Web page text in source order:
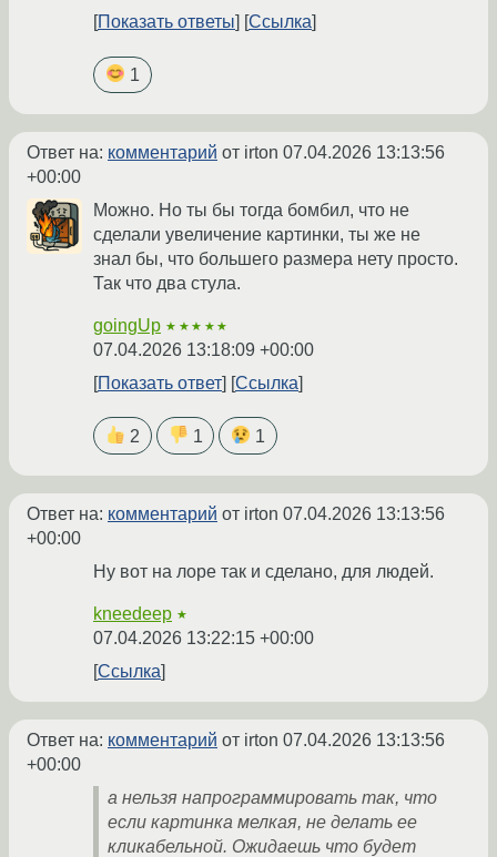
Показать ответы Ссылка
1
Ответ на: комментарий от irton 07.04.2026 13:13:56
+00:00
Можно. Но ты бы тогда бомбил, что не
сделали увеличение картинки, ты же не
знал бы, что большего размера нету просто.
Так что два стула.
goingUp ★★★★★
07.04.2026 13:18:09 +00:00
Показать ответ
Ссылка
2 1 1
Ответ на: комментарий от irton 07.04.2026 13:13:56
+00:00
Ну вот на лоре так и сделано, для людей.
kneedeep ★
07.04.2026 13:22:15 +00:00
Ссылка
Ответ на: комментарий от irton 07.04.2026 13:13:56
+00:00
а нельзя напрограммировать так, что
если картинка мелкая, не делать ее
кликабельной. Ожидаешь что будет